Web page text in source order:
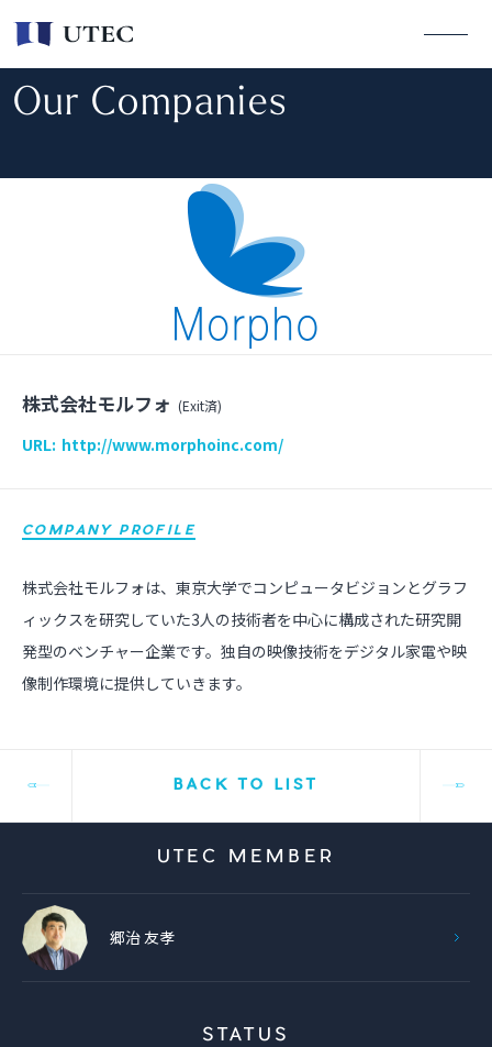
Our Companies
株式会社モルフォ (Exit済)
URL: http://www.morphoinc.com/
COMPANY PROFILE
株式会社モルフォは、東京大学でコンピュータビジョンとグラフ
ィックスを研究していた3人の技術者を中心に構成された研究開
発型のベンチャー企業です。独自の映像技術をデジタル家電や映
像制作環境に提供していきます。
BACK TO LIST
UTEC MEMBER
郷治 友孝
STATUS